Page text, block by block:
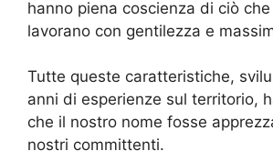
hanno piena coscienza di ciò
lavorano con gentilezza e
Tutte queste caratteristiche,
anni di esperienze sul territorio,
che il nostro nome fosse
nostri committenti.